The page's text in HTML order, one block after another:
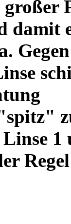
damit
Regel